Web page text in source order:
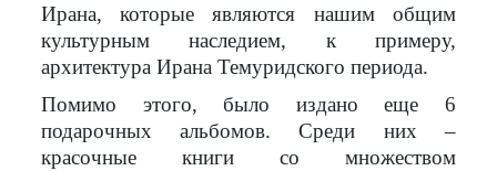
Ирана, которые являются нашим общим
культурным наследием, к примеру,
архитектура Ирана Темуридского периода.
Помимо этого, было издано еще 6
подарочных альбомов. Среди них –
красочные книги со множеством